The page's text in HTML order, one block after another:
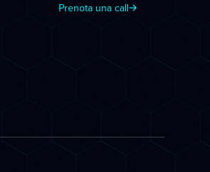
Prenota una call